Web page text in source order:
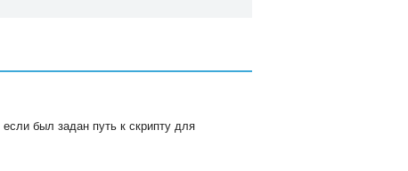
был задан путь к скрипту для